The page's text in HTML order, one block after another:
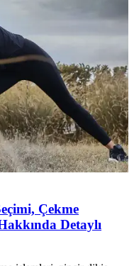
Çekme
Detaylı